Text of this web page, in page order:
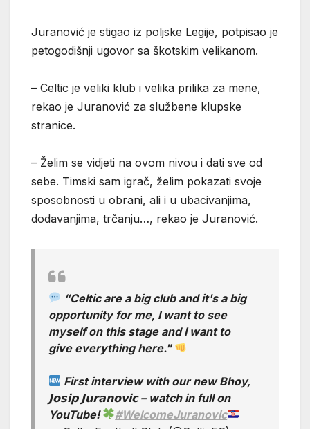
Juranović je stigao iz poljske Legije, potpisao je
petogodišnji ugovor sa škotskim velikanom.
– Celtic je veliki klub i velika prilika za mene,
rekao je Juranović za službene klupske
stranice.
– Želim se vidjeti na ovom nivou i dati sve od
sebe. Timski sam igrač, želim pokazati svoje
sposobnosti u obrani, ali i u ubacivanjima,
dodavanjima, trčanju…, rekao je Juranović.
“Celtic are a big club and it's a big
opportunity for me, I want to see
myself on this stage and I want to
give everything here."
First interview with our new Bhoy,
𝗝𝗼𝘀𝗶𝗽 𝗝𝘂𝗿𝗮𝗻𝗼𝘃𝗶𝗰 – watch in full on
YouTube!
#WelcomeJuranovic